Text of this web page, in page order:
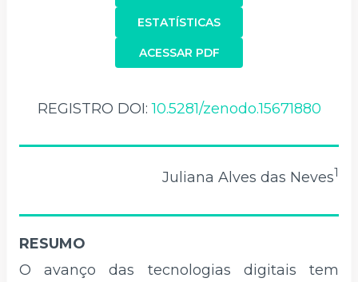
ACESSAR PDF
ESTATÍSTICAS
REGISTRO DOI:10.5281/zenodo.15671880
Juliana Alves das Neves1
RESUMO
O avanço das tecnologias digitais tem